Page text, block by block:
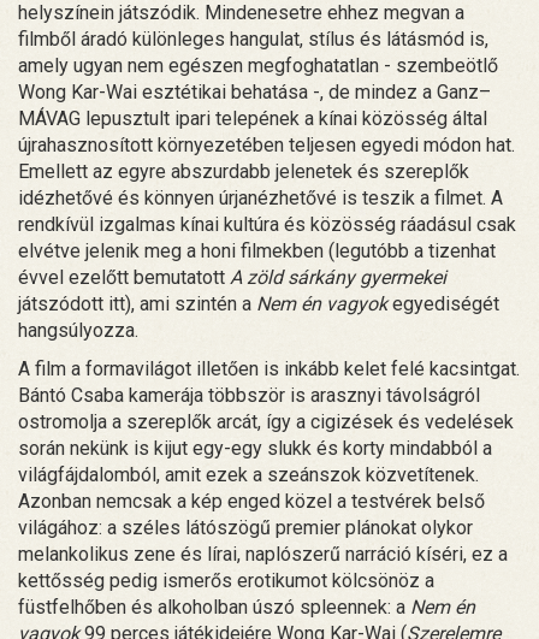
helyszínein játszódik. Mindenesetre ehhez megvan a
filmből áradó különleges hangulat, stílus és látásmód is,
amely ugyan nem egészen megfoghatatlan - szembeötlő
Wong Kar-Wai esztétikai behatása -, de mindez a Ganz–
MÁVAG lepusztult ipari telepének a kínai közösség által
újrahasznosított környezetében teljesen egyedi módon hat.
Emellett az egyre abszurdabb jelenetek és szereplők
idézhetővé és könnyen úrjanézhetővé is teszik a filmet. A
rendkívül izgalmas kínai kultúra és közösség ráadásul csak
elvétve jelenik meg a honi filmekben (legutóbb a tizenhat
évvel ezelőtt bemutatott A zöld sárkány gyermekei
játszódott itt), ami szintén a Nem én vagyokegyediségét
hangsúlyozza.
A film a formavilágot illetően is inkább kelet felé kacsintgat.
Bántó Csaba kamerája többször is arasznyi távolságról
ostromolja a szereplők arcát, így a cigizések és vedelések
során nekünk is kijut egy-egy slukk és korty mindabból a
világfájdalomból, amit ezek a szeánszok közvetítenek.
Azonban nemcsak a kép enged közel a testvérek belső
világához: a széles látószögű premier plánokat olykor
melankolikus zene és lírai, naplószerű narráció kíséri, ez a
kettősség pedig ismerős erotikumot kölcsönöz a
füstfelhőben és alkoholban úszó spleennek: a Nem én
vagyok99 perces játékidejére Wong Kar-Wai (Szerelemre